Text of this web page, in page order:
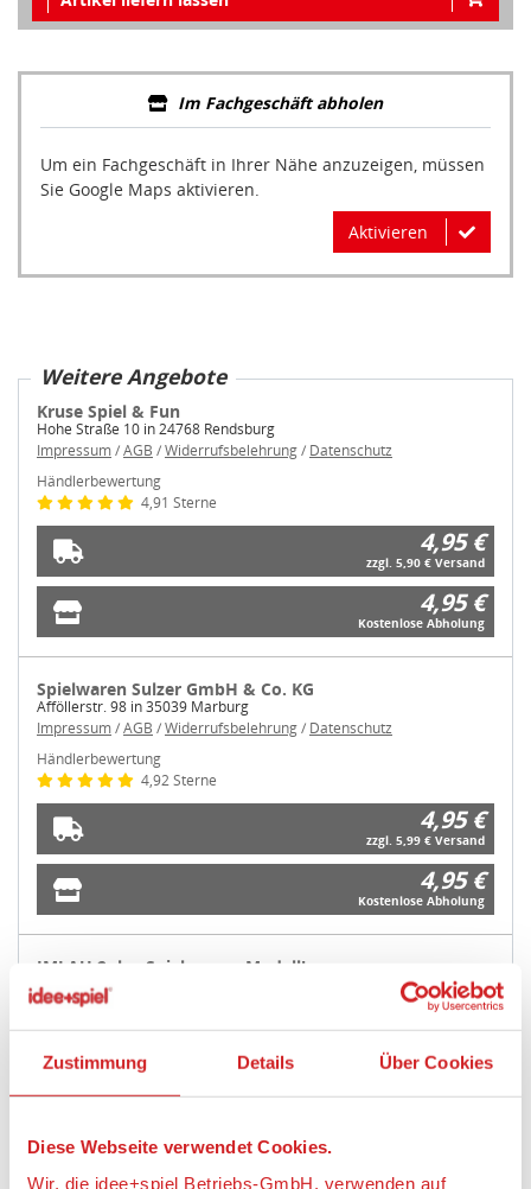
Zustimmung Details Über Cookies
Diese Webseite verwendet Cookies.
Wir, die idee+spiel Betriebs-GmbH, verwenden auf
Im Fachgeschäft abholen
Um ein Fachgeschäft in Ihrer Nähe anzuzeigen, müssen
Sie Google Maps aktivieren.
Aktivieren
Weitere Angebote
Kruse Spiel & Fun
Hohe Straße 10 in 24768 Rendsburg
Impressum/AGB /Widerrufsbelehrung/ Datenschutz
Händlerbewertung
4,91 Sterne
4,95 €
zzgl. 5,90 € Versand
4,95 €
Kostenlose Abholung
Spielwaren Sulzer GmbH & Co. KG
Afföllerstr. 98 in 35039 Marburg
Impressum/AGB /Widerrufsbelehrung/ Datenschutz
Händlerbewertung
4,92 Sterne
4,95 €
zzgl. 5,99 € Versand
4,95 €
Kostenlose Abholung
IMLAU 2play Spielwaren+Modellbau
Langberger Weg 4 in 24941 Flensburg
Impressum
Händlerbewertung
4,92 Sterne
4,95 €
Kostenlose Abholung